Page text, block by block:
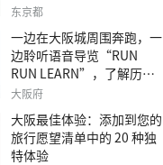
之旅。
东京都
一边在大阪城周围奔跑，一
边聆听语音导览“RUN
RUN LEARN”，了解历
史。
大阪府
大阪最佳体验：添加到您的
旅行愿望清单中的 20 种独
特体验